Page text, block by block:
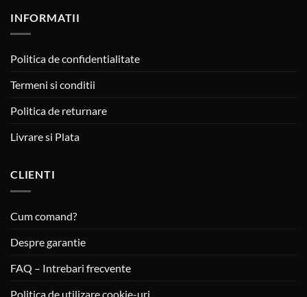
INFORMATII
Politica de confidentialitate
Termeni si conditii
Politica de returnare
Livrare si Plata
CLIENTI
Cum comand?
Despre garantie
FAQ – Intrebari frecvente
Politica de utilizare cookie-uri